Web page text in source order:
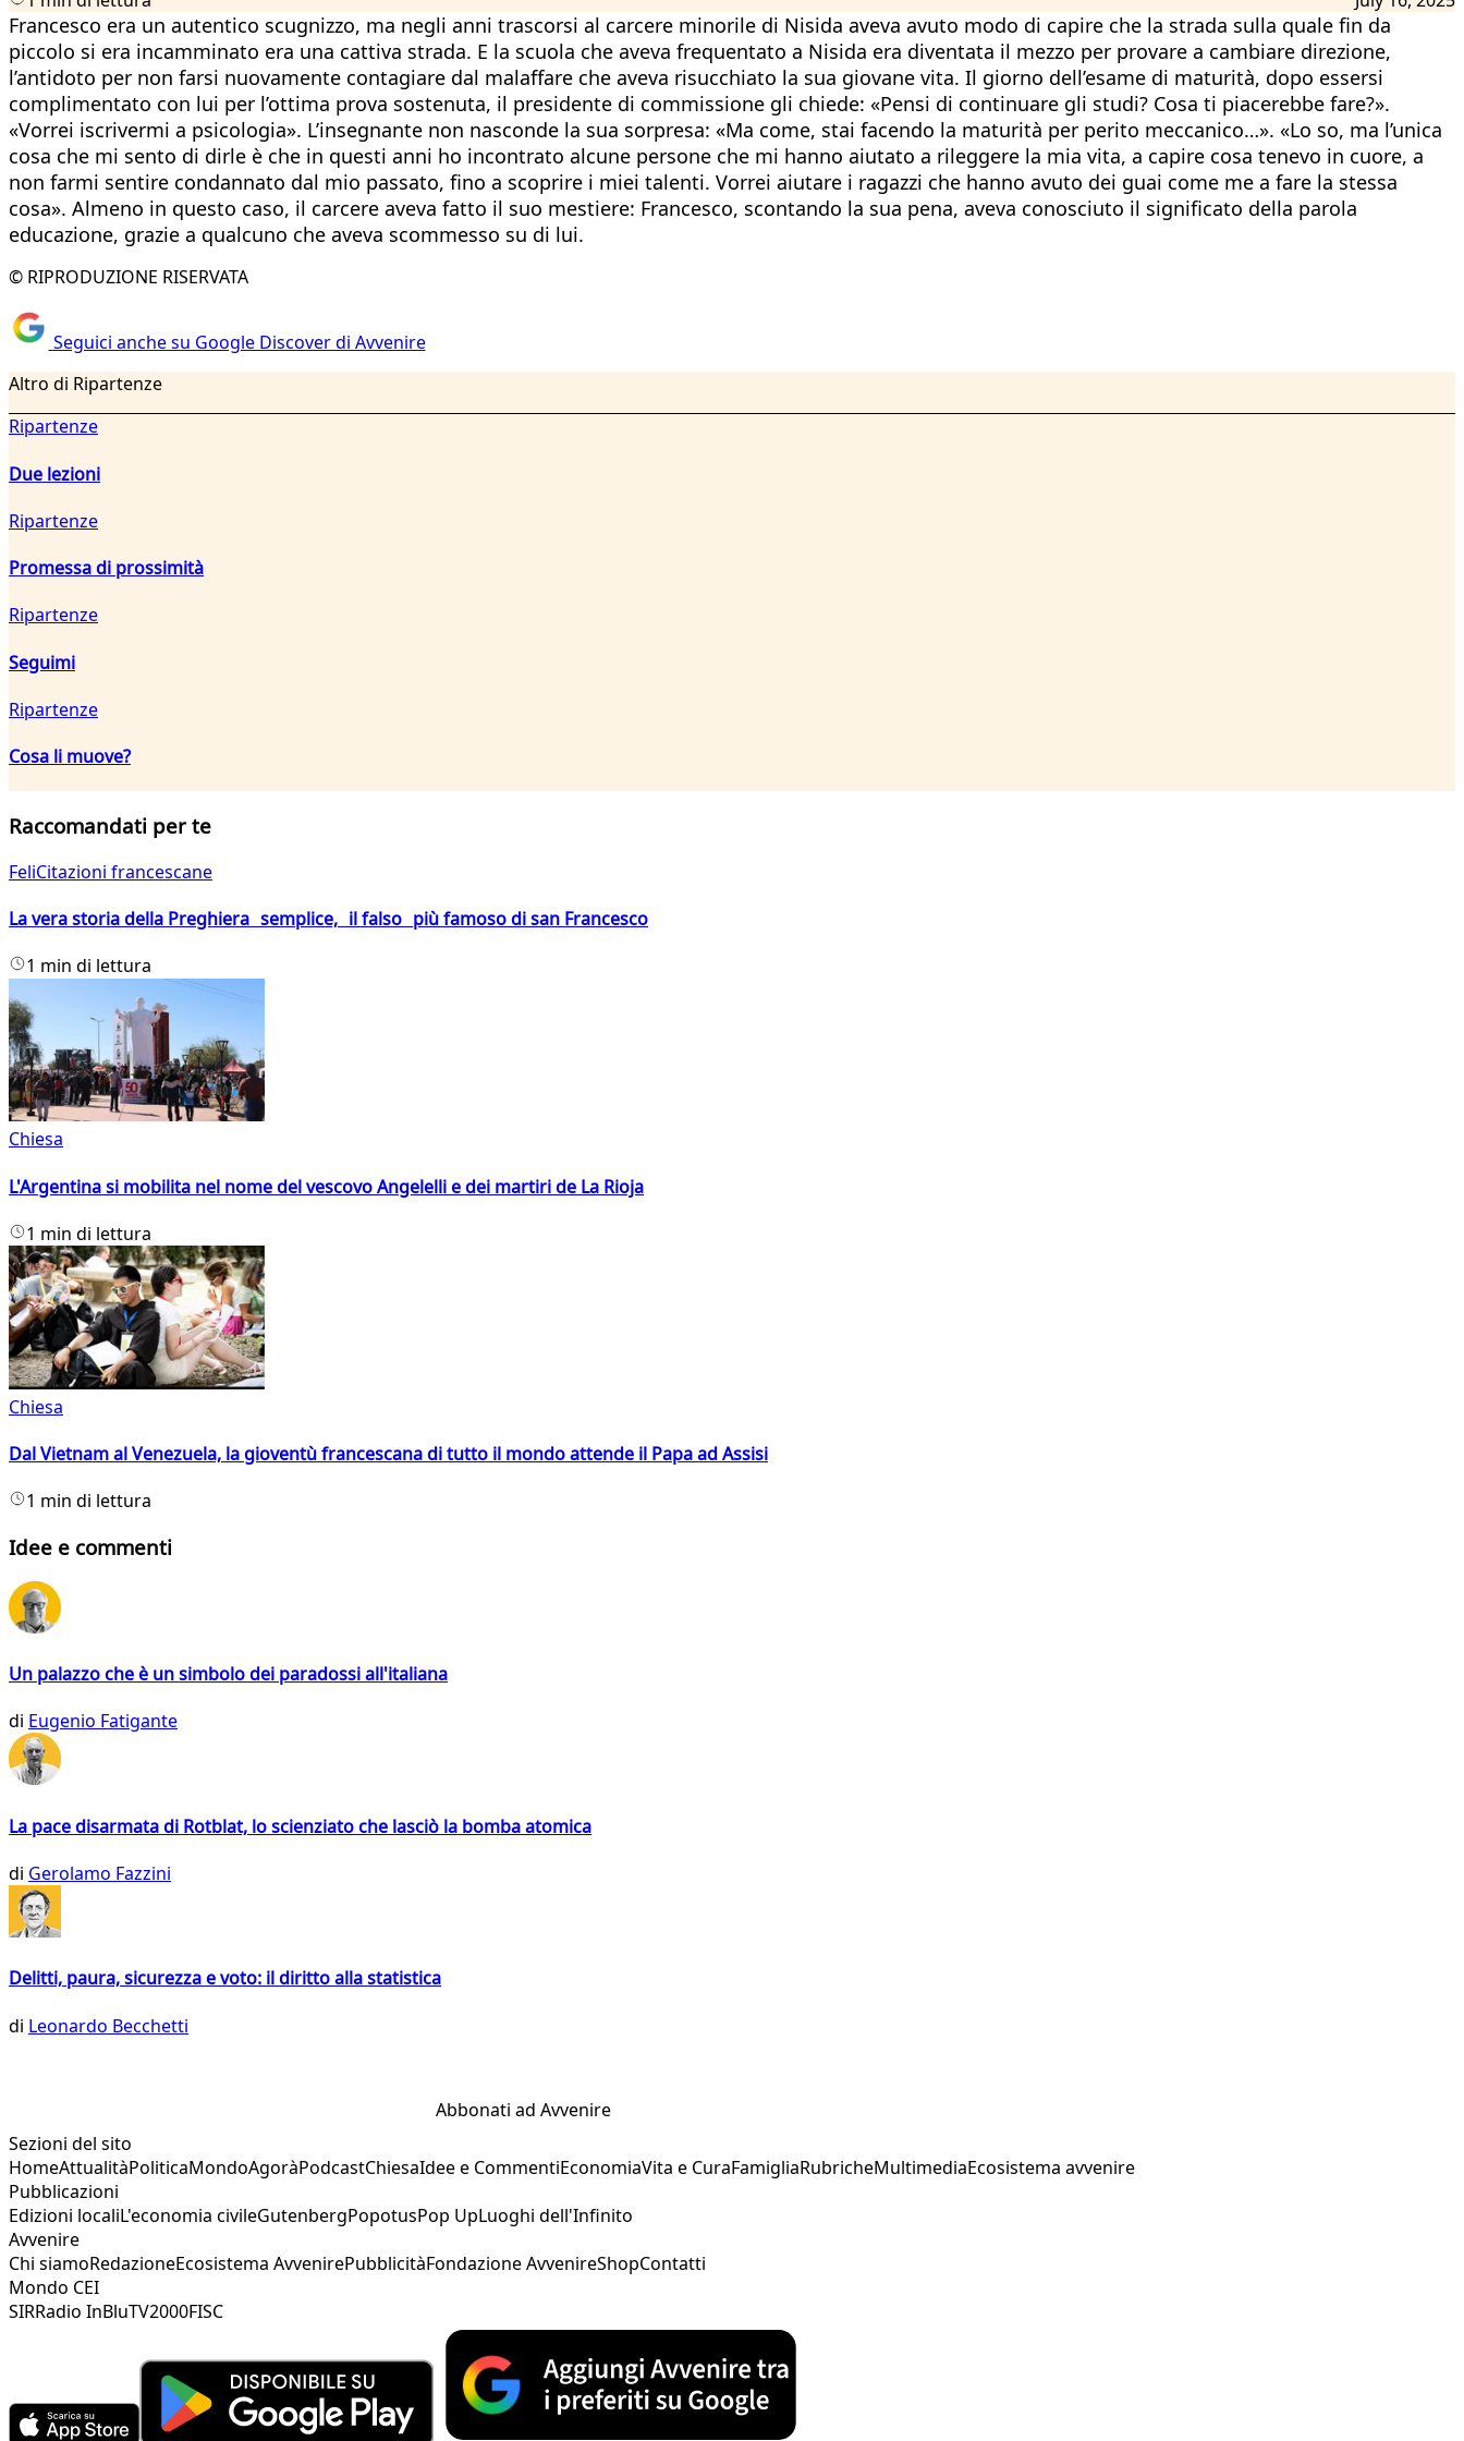
Francesco era un autentico scugnizzo, ma negli anni trascorsi al carcere minorile di Nisida aveva avuto modo di capire che la strada sulla quale fin da
piccolo si era incamminato era una cattiva strada. E la scuola che aveva frequentato a Nisida era diventata il mezzo per provare a cambiare direzione,
l’antidoto per non farsi nuovamente contagiare dal malaffare che aveva risucchiato la sua giovane vita. Il giorno dell’esame di maturità, dopo essersi
complimentato con lui per l’ottima prova sostenuta, il presidente di commissione gli chiede: «Pensi di continuare gli studi? Cosa ti piacerebbe fare?».
«Vorrei iscrivermi a psicologia». L’insegnante non nasconde la sua sorpresa: «Ma come, stai facendo la maturità per perito meccanico…». «Lo so, ma l’unica
cosa che mi sento di dirle è che in questi anni ho incontrato alcune persone che mi hanno aiutato a rileggere la mia vita, a capire cosa tenevo in cuore, a
non farmi sentire condannato dal mio passato, fino a scoprire i miei talenti. Vorrei aiutare i ragazzi che hanno avuto dei guai come me a fare la stessa
cosa». Almeno in questo caso, il carcere aveva fatto il suo mestiere: Francesco, scontando la sua pena, aveva conosciuto il significato della parola
educazione, grazie a qualcuno che aveva scommesso su di lui.
© RIPRODUZIONE RISERVATA
Seguici anche su Google Discover di Avvenire
Altro di Ripartenze
Ripartenze
Due lezioni
Ripartenze
Promessa di prossimità
Ripartenze
Seguimi
Ripartenze
Cosa li muove?
Raccomandati per te
FeliCitazioni francescane
La vera storia della Preghiera semplice, il falso più famoso di san Francesco
1 min di lettura
Chiesa
L'Argentina si mobilita nel nome del vescovo Angelelli e dei martiri de La Rioja
1 min di lettura
Chiesa
Dal Vietnam al Venezuela, la gioventù francescana di tutto il mondo attende il Papa ad Assisi
1 min di lettura
Idee e commenti
Un palazzo che è un simbolo dei paradossi all'italiana
di Eugenio Fatigante
La pace disarmata di Rotblat, lo scienziato che lasciò la bomba atomica
di Gerolamo Fazzini
Delitti, paura, sicurezza e voto: il diritto alla statistica
di Leonardo Becchetti
Abbonati ad Avvenire
Sezioni del sito
HomeAttualitàPoliticaMondoAgoràPodcastChiesaIdee e CommentiEconomiaVita e CuraFamigliaRubricheMultimediaEcosistema avvenire
Pubblicazioni
Edizioni localiL'economia civileGutenbergPopotusPop UpLuoghi dell'Infinito
Avvenire
Chi siamoRedazioneEcosistema AvvenirePubblicitàFondazione AvvenireShopContatti
Mondo CEI
SIRRadio InBluTV2000FISC